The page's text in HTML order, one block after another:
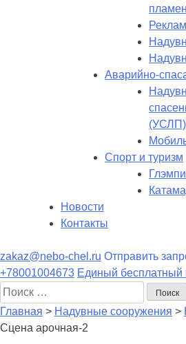
Аварийно-
Спорт и туризм
Новости
Контакты
zakaz@nebo-chel.ru Отправить
+78001004673 Единый бесплатный
Поиск
Главная > Надувные сооружения >
Сцена арочная-2